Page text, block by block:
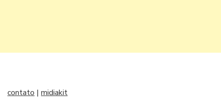
contato | midiakit